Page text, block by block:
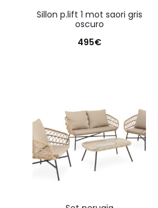
sillon p.lift 1 mot saori gris
oscuro
495€